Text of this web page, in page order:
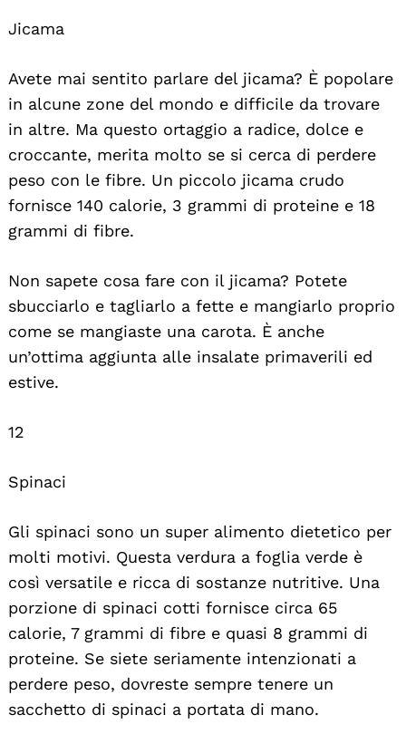
Jicama
Avete mai sentito parlare del jicama? È popolare
in alcune zone del mondo e difficile da trovare
in altre. Ma questo ortaggio a radice, dolce e
croccante, merita molto se si cerca di perdere
peso con le fibre. Un piccolo jicama crudo
fornisce 140 calorie, 3 grammi di proteine e 18
grammi di fibre.
Non sapete cosa fare con il jicama? Potete
sbucciarlo e tagliarlo a fette e mangiarlo proprio
come se mangiaste una carota. È anche
un’ottima aggiunta alle insalate primaverili ed
estive.
12
Spinaci
Gli spinaci sono un super alimento dietetico per
molti motivi. Questa verdura a foglia verde è
così versatile e ricca di sostanze nutritive. Una
porzione di spinaci cotti fornisce circa 65
calorie, 7 grammi di fibre e quasi 8 grammi di
proteine. Se siete seriamente intenzionati a
perdere peso, dovreste sempre tenere un
sacchetto di spinaci a portata di mano.